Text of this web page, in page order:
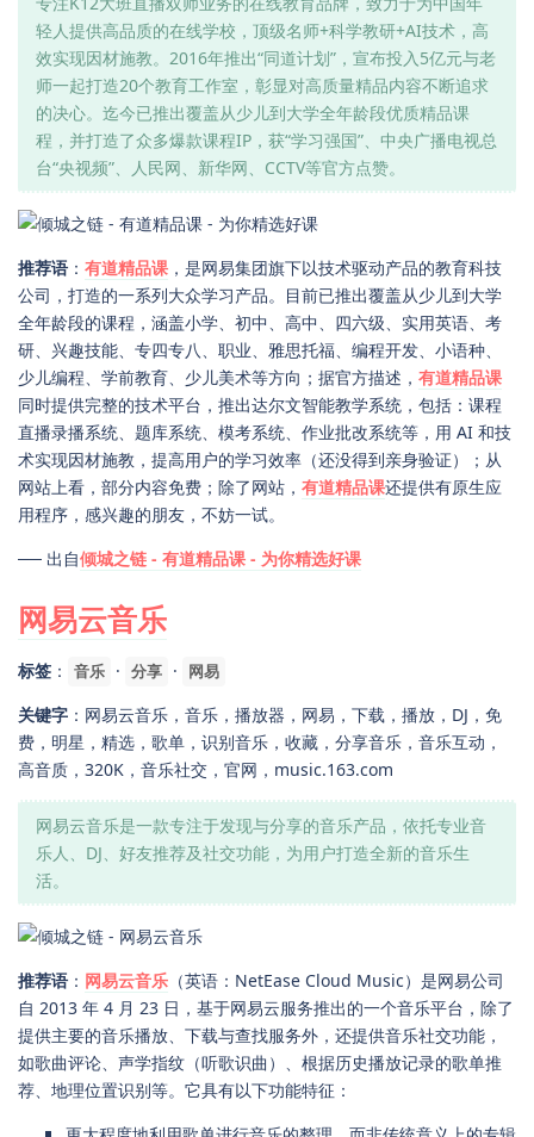
轻人提供高品质的在线学校，顶级名师+科学教研+AI技术，高
效实现因材施教。2016年推出“同道计划”，宣布投入5亿元与老
师一起打造20个教育工作室，彰显对高质量精品内容不断追求
的决心。迄今已推出覆盖从少儿到大学全年龄段优质精品课
程，并打造了众多爆款课程IP，获“学习强国”、中央广播电视总
台“央视频”、人民网、新华网、CCTV等官方点赞。
推荐语 ： 有道精品课 ，是网易集团旗下以技术驱动产品的教育科技
公司，打造的一系列大众学习产品。目前已推出覆盖从少儿到大学
全年龄段的课程，涵盖小学、初中、高中、四六级、实用英语、考
研、兴趣技能、专四专八、职业、雅思托福、编程开发、小语种、
少儿编程、学前教育、少儿美术等方向；据官方描述， 有道精品课
同时提供完整的技术平台，推出达尔文智能教学系统，包括：课程
直播录播系统、题库系统、模考系统、作业批改系统等，用 AI 和技
术实现因材施教，提高用户的学习效率（还没得到亲身验证）；从
网站上看，部分内容免费；除了网站， 有道精品课还提供有原生应
用程序，感兴趣的朋友，不妨一试。
── 出自倾城之链 - 有道精品课 - 为你精选好课
网易云音乐
标签 ： 音乐 · 分享 · 网易
关键字 ：网易云音乐，音乐，播放器，网易，下载，播放，DJ，免
费，明星，精选，歌单，识别音乐，收藏，分享音乐，音乐互动，
高音质，320K，音乐社交，官网，music.163.com
网易云音乐是一款专注于发现与分享的音乐产品，依托专业音
乐人、DJ、好友推荐及社交功能，为用户打造全新的音乐生
活。
推荐语 ： 网易云音乐 （英语：NetEase Cloud Music）是网易公司
自 2013 年 4 月 23 日，基于网易云服务推出的一个音乐平台，除了
提供主要的音乐播放、下载与查找服务外，还提供音乐社交功能，
如歌曲评论、声学指纹（听歌识曲）、根据历史播放记录的歌单推
荐、地理位置识别等。它具有以下功能特征：